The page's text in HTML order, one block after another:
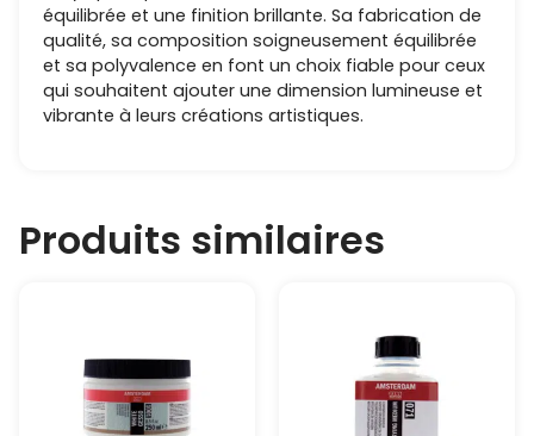
équilibrée et une finition brillante. Sa fabrication de
qualité, sa composition soigneusement équilibrée
et sa polyvalence en font un choix fiable pour ceux
qui souhaitent ajouter une dimension lumineuse et
vibrante à leurs créations artistiques.
Produits similaires